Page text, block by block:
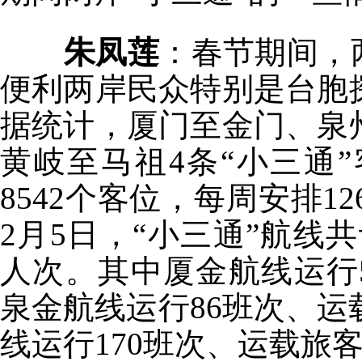
朱凤莲：春节期间，
便利两岸民众特别是台
据统计，厦门至金门、
黄岐至马祖4条“小三通
8542个客位，每周安排
2月5日，“小三通”航线
人次。其中厦金航线运
泉金航线运行86班次、
线运行170班次、运载旅